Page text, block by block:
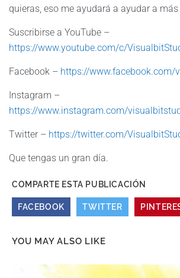
quieras, eso me ayudará a ayudar a
Suscribirse a YouTube –
https://www.youtube.com/c/
Facebook – https://www.facebook.com/
Instagram –
https://www.instagram.com/
Twitter – https://twitter.com/
Que tengas un gran día.
COMPARTE ESTA PUBLICACIÓN
FACEBOOK TWITTER
YOU MAY ALSO LIKE